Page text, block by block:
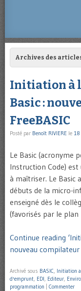
Archives des
Initiation à
Basic :
FreeBASIC
Posté par Benoît RIVIERE le 18
Le Basic (acronyme
Instruction Code)
à maîtriser. Le Basic
débuts de la micro-
enseigné dès le
(favorisés par le plan
Continue reading
nouveau compilateur
Archivé sous BASIC, Initiation
d'emprunt, EDI, Editeur,
programmation
Commenter